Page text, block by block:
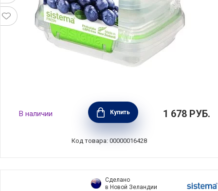
Набор из 3-х пищевых контейнеров FRESH
11,5х9х12 см, материал пластик, цвет
зеленый, Sistema, Новая Зеландия, SI951523
В наличии Купить 1 678 РУБ.
Код товара: 00000016428
Сделано
в Новой Зеландии